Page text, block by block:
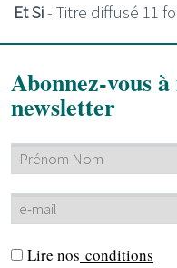
Et Si- Titre diffusé 11
Abonnez-vous
newsletter
Lire nos conditions